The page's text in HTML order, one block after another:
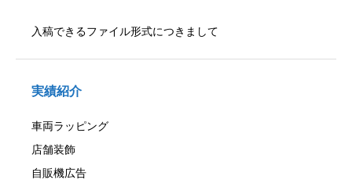
入稿できるファイル形式につきまして
実績紹介
車両ラッピング
店舗装飾
自販機広告